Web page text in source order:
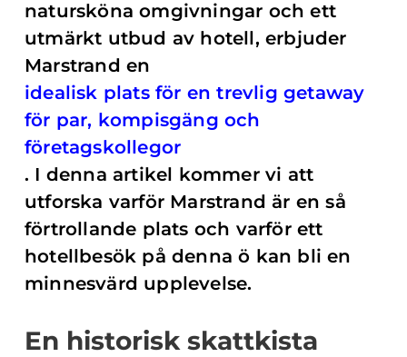
natursköna omgivningar och ett
utmärkt utbud av hotell, erbjuder
Marstrand en
idealisk plats för en trevlig getaway
för par, kompisgäng och
företagskollegor
. I denna artikel kommer vi att
utforska varför Marstrand är en så
förtrollande plats och varför ett
hotellbesök på denna ö kan bli en
minnesvärd upplevelse.
En historisk skattkista